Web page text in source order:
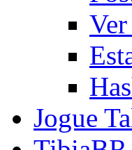
Jogue